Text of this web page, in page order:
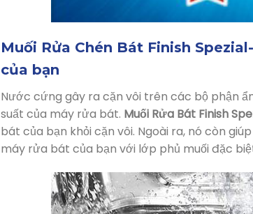
Muối Rửa Chén Bát Finish
của bạn
Nước cứng gây ra cặn vôi trên các bộ phận
suất của máy rửa bát. Muối Rửa Bát Finish
bát của bạn khỏi cặn vôi. Ngoài ra, nó còn
máy rửa bát của bạn với lớp phủ muối đặc